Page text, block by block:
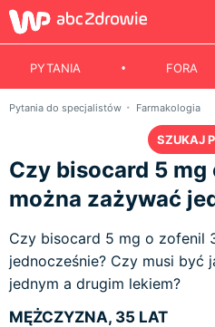
PYTANIA FORA
Pytania do specjalistów Farmakologia
SZUKAJ
Czy bisocard 5
można zażywać
Czy bisocard 5 mg o zofenil
jednocześnie? Czy musi być
jednym a drugim lekiem?
MĘŻCZYZNA, 35 LAT